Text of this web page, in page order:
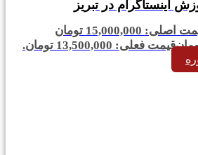
اینستاگرام در تبریز
قیمت اصلی: 15,000,000 تومان
قیمت فعلی: 13,500,000 تومان.